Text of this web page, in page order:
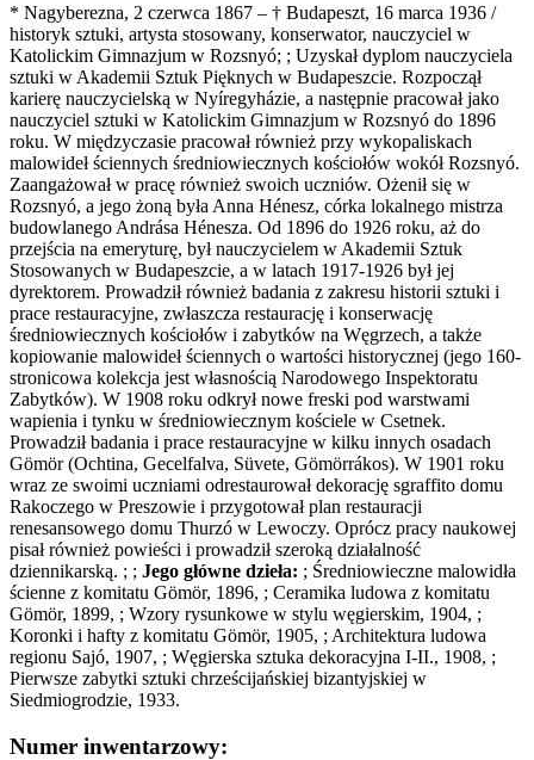
* Nagyberezna, 2 czerwca 1867 – † Budapeszt, 16 marca 1936 /
historyk sztuki, artysta stosowany, konserwator, nauczyciel w
Katolickim Gimnazjum w Rozsnyó; ; Uzyskał dyplom nauczyciela
sztuki w Akademii Sztuk Pięknych w Budapeszcie. Rozpoczął
karierę nauczycielską w Nyíregyházie, a następnie pracował jako
nauczyciel sztuki w Katolickim Gimnazjum w Rozsnyó do 1896
roku. W międzyczasie pracował również przy wykopaliskach
malowideł ściennych średniowiecznych kościołów wokół Rozsnyó.
Zaangażował w pracę również swoich uczniów. Ożenił się w
Rozsnyó, a jego żoną była Anna Hénesz, córka lokalnego mistrza
budowlanego Andrása Hénesza. Od 1896 do 1926 roku, aż do
przejścia na emeryturę, był nauczycielem w Akademii Sztuk
Stosowanych w Budapeszcie, a w latach 1917-1926 był jej
dyrektorem. Prowadził również badania z zakresu historii sztuki i
prace restauracyjne, zwłaszcza restaurację i konserwację
średniowiecznych kościołów i zabytków na Węgrzech, a także
kopiowanie malowideł ściennych o wartości historycznej (jego 160-
stronicowa kolekcja jest własnością Narodowego Inspektoratu
Zabytków). W 1908 roku odkrył nowe freski pod warstwami
wapienia i tynku w średniowiecznym kościele w Csetnek.
Prowadził badania i prace restauracyjne w kilku innych osadach
Gömör (Ochtina, Gecelfalva, Süvete, Gömörrákos). W 1901 roku
wraz ze swoimi uczniami odrestaurował dekorację sgraffito domu
Rakoczego w Preszowie i przygotował plan restauracji
renesansowego domu Thurzó w Lewoczy. Oprócz pracy naukowej
pisał również powieści i prowadził szeroką działalność
dziennikarską. ; ; Jego główne dzieła: ; Średniowieczne malowidła
ścienne z komitatu Gömör, 1896, ; Ceramika ludowa z komitatu
Gömör, 1899, ; Wzory rysunkowe w stylu węgierskim, 1904, ;
Koronki i hafty z komitatu Gömör, 1905, ; Architektura ludowa
regionu Sajó, 1907, ; Węgierska sztuka dekoracyjna I-II., 1908, ;
Pierwsze zabytki sztuki chrześcijańskiej bizantyjskiej w
Siedmiogrodzie, 1933.
Numer inwentarzowy: